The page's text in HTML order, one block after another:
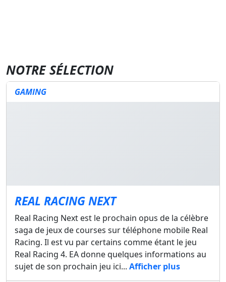
NOTRE SÉLECTION
GAMING
REAL RACING NEXT
Real Racing Next est le prochain opus de la célèbre
saga de jeux de courses sur téléphone mobile Real
Racing. Il est vu par certains comme étant le jeu
Real Racing 4. EA donne quelques informations au
sujet de son prochain jeu ici... Afficher plus